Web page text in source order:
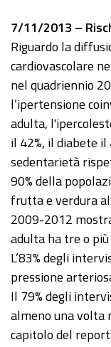
7/11/2013 –
Riguardo la
cardiovascolare
nel quadriennio
l’ipertensione
adulta,
il 42%, il diabete
sedentarietà
90% della
frutta e verdura
2009-2012
adulta ha tre o
L’83% degli
pressione
Il 79% degli
almeno una volta
capitolo del